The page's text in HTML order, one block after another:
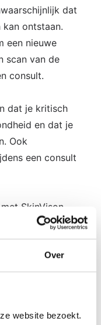
Over
website bezoekt.
dat
kan ontstaan.
een nieuwe
scan van de
consult.
dat je kritisch
en dat je
Ook
een consult
SkinVison
huidafwijkingen,
aangeraden en
Ik heb sinds een
gevoelig
een analyse